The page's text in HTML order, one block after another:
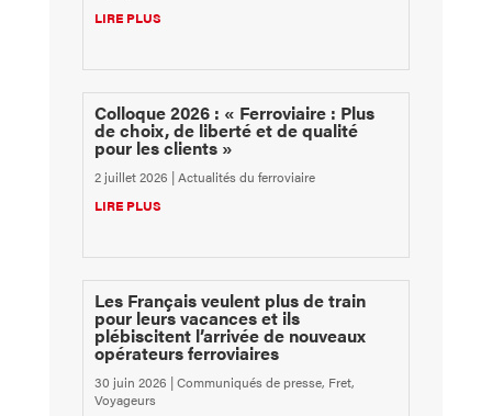
LIRE PLUS
Colloque 2026 : « Ferroviaire : Plus
de choix, de liberté et de qualité
pour les clients »
2 juillet 2026 |Actualités du ferroviaire
LIRE PLUS
Les Français veulent plus de train
pour leurs vacances et ils
plébiscitent l’arrivée de nouveaux
opérateurs ferroviaires
30 juin 2026 |Communiqués de presse, Fret,
Voyageurs